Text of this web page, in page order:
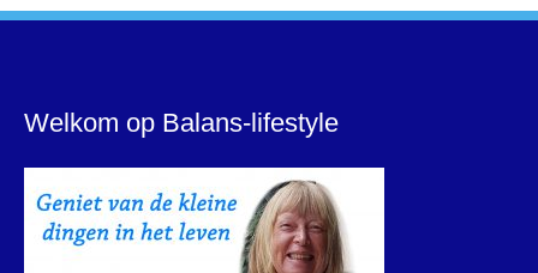
Welkom op Balans-lifestyle